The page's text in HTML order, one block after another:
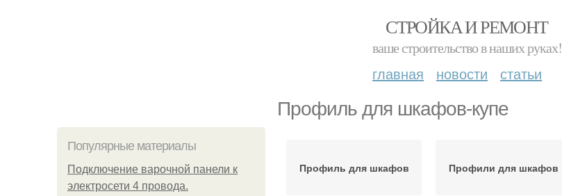
СТРОЙКА И РЕМОНТ
ваше строительство в наших руках!
главная новости статьи
Профиль для шкафов-купе
Популярные материалы
Подключение варочной панели к
электросети 4 провода.
Профиль для шкафов Профили для шкафов